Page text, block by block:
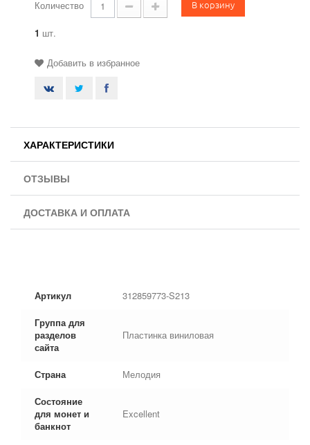
Количество В корзину
1 шт.
Добавить в избранное
ХАРАКТЕРИСТИКИ
ОТЗЫВЫ
ДОСТАВКА И ОПЛАТА
Артикул 312859773-S213
Группа для
разделов
сайта
Пластинка виниловая
Страна Мелодия
Состояние
для монет и
банкнот
Excellent